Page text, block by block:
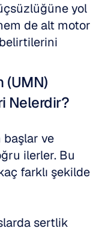
yol
de alt motor
(UMN)
Nelerdir?
ve
ilerler. Bu
farklı şekilde
sertlik